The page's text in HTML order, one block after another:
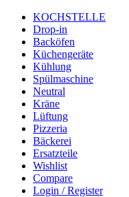
KOCHSTELLE
Drop-in
Backöfen
Küchengeräte
Kühlung
Spülmaschine
Neutral
Kräne
Lüftung
Pizzeria
Bäckerei
Ersatzteile
Wishlist
Compare
Login / Register